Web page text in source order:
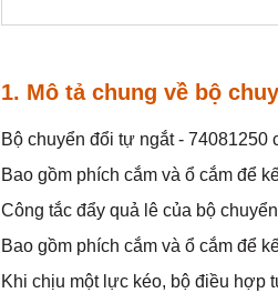
1. Mô tả chung về bộ
Bộ chuyển đổi tự ngắt - 74081250
Bao gồm phích cắm và ổ cắm để
Công tắc đẩy quả lê của bộ
Bao gồm phích cắm và ổ cắm để
Khi chịu một lực kéo, bộ điều hợp